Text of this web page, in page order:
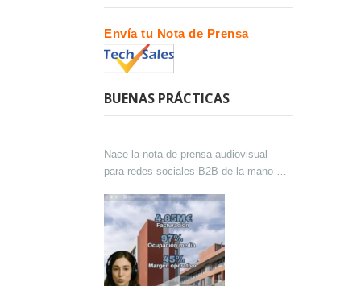
Envía tu Nota de Prensa
BUENAS PRÁCTICAS
Nace la nota de prensa audiovisual
para redes sociales B2B de la mano de